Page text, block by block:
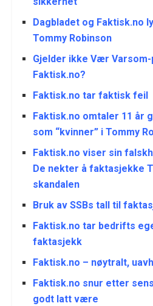
Dagbladet og Faktisk.no
Tommy Robinson
Gjelder ikke Vær
Faktisk.no?
Faktisk.no tar faktisk feil
Faktisk.no omtaler 11 år
som “kvinner” i Tommy
Faktisk.no viser sin
De nekter å faktasjekke
skandalen
Bruk av SSBs tall til
Faktisk.no tar bedrifts
faktasjekk
Faktisk.no – nøytralt,
Faktisk.no snur etter
godt latt være